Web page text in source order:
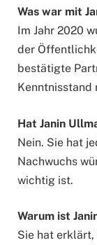
Was war mit
Im Jahr 2020
der
bestätigte
Kenntnisstand
Hat Janin
Nein. Sie hat
Nachwuchs
wichtig ist.
Warum ist
Sie hat erklärt,